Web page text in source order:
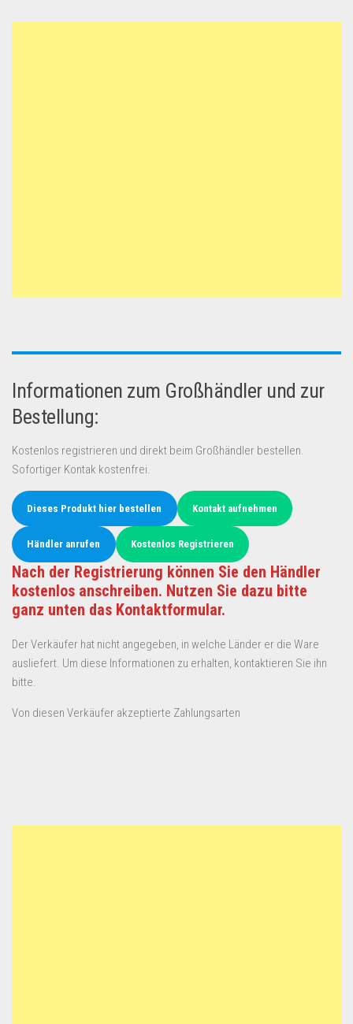
Informationen zum Großhändler und zur
Bestellung:
Kostenlos registrieren und direkt beim Großhändler bestellen.
Sofortiger Kontak kostenfrei.
Dieses Produkt hier bestellen Kontakt aufnehmen
Händler anrufen Kostenlos Registrieren
Nach der Registrierung können Sie den Händler
kostenlos anschreiben. Nutzen Sie dazu bitte
ganz unten das Kontaktformular.
Der Verkäufer hat nicht angegeben, in welche Länder er die Ware
ausliefert. Um diese Informationen zu erhalten, kontaktieren Sie ihn
bitte.
Von diesen Verkäufer akzeptierte Zahlungsarten